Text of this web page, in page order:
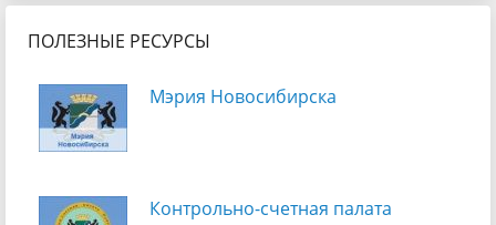
ПОЛЕЗНЫЕ РЕСУРСЫ
Мэрия Новосибирска
Контрольно-счетная палата